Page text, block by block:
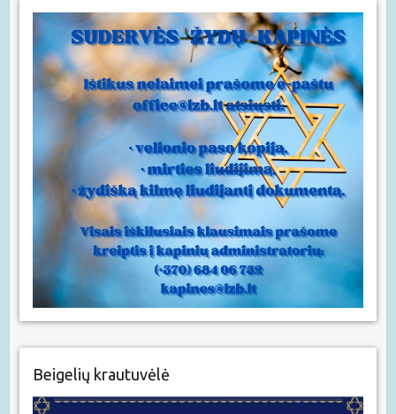
Beigelių krautuvėlė